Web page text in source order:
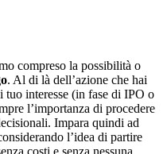
compreso la possibilità o
. Al di là dell’azione che hai
tuo interesse (in fase di IPO o
l’importanza di procedere
Impara quindi ad
l’idea di partire
costi e senza nessuna